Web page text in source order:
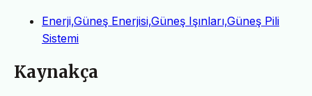
Enerji,Güneş Enerjisi,Güneş Işınları,Güneş Pili
Sistemi
Kaynakça